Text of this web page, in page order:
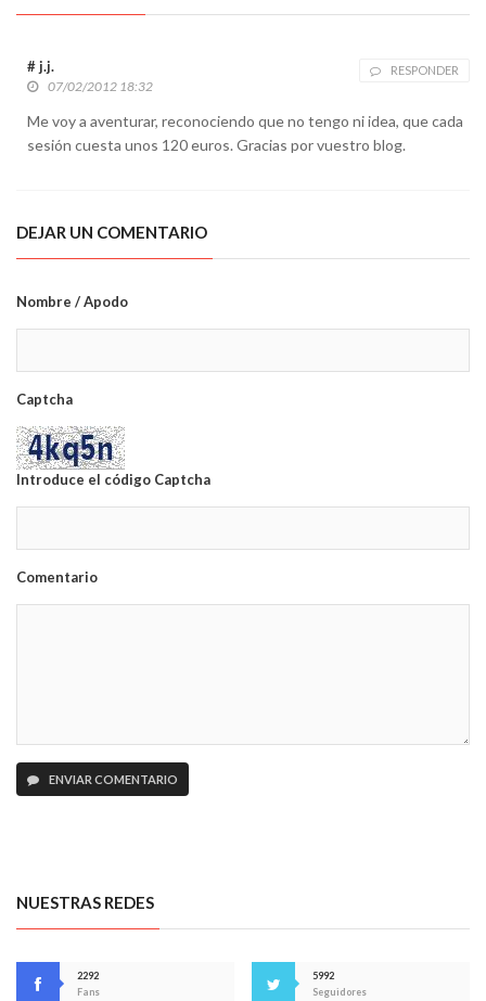
# j.j. RESPONDER
07/02/2012 18:32
Me voy a aventurar, reconociendo que no tengo ni idea, que cada
sesión cuesta unos 120 euros. Gracias por vuestro blog.
DEJAR UN COMENTARIO
Nombre / Apodo
Captcha
Introduce el código Captcha
Comentario
ENVIAR COMENTARIO
NUESTRAS REDES
2292
Fans
5992
Seguidores